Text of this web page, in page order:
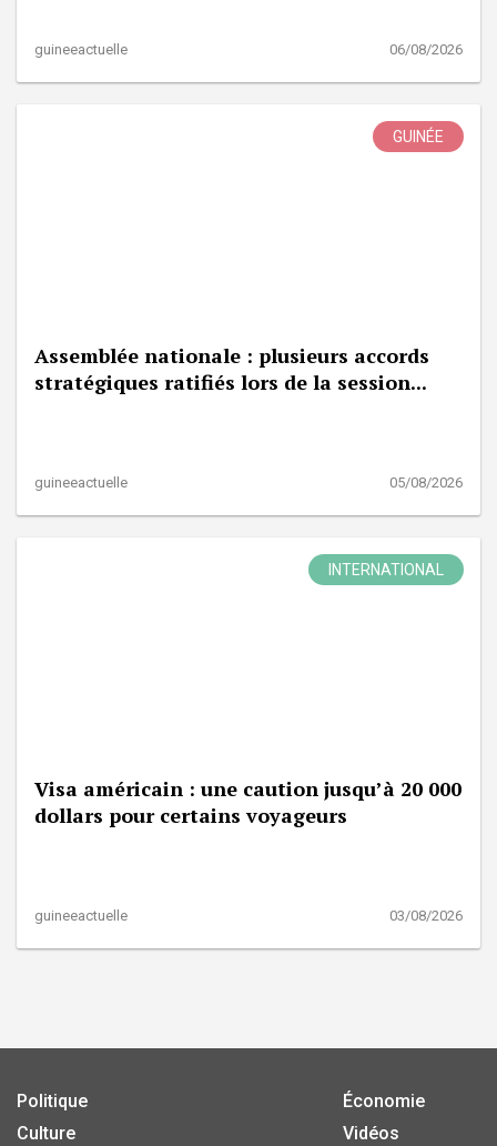
guineeactuelle 06/08/2026
GUINÉE
Assemblée nationale : plusieurs accords
stratégiques ratifiés lors de la session...
guineeactuelle 05/08/2026
INTERNATIONAL
Visa américain : une caution jusqu’à 20 000
dollars pour certains voyageurs
guineeactuelle 03/08/2026
Politique
Culture
Économie
Vidéos